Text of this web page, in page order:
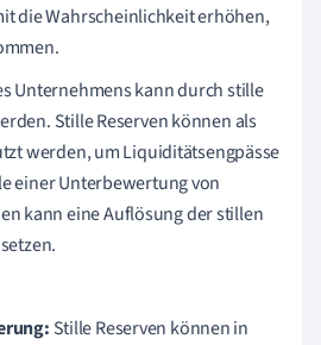
die Wahrscheinlichkeit erhöhen,
Unternehmens kann durch stille
Stille Reserven können als
werden, um Liquiditätsengpässe
einer Unterbewertung von
kann eine Auflösung der stillen
Stille Reserven können in